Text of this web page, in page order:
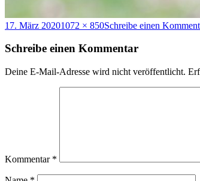
Veröffentlicht
17. März 2020Originalgröße
1072 × 850Schreibe einen
Schreibe einen Kommentar
Deine E-Mail-Adresse wird nicht veröffentlicht.
Kommentar *